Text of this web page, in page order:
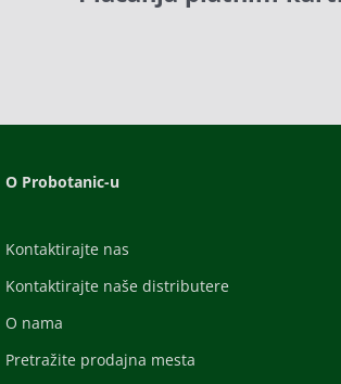
O Probotanic-u
Kontaktirajte nas
Kontaktirajte naše distributere
O nama
Pretražite prodajna mesta